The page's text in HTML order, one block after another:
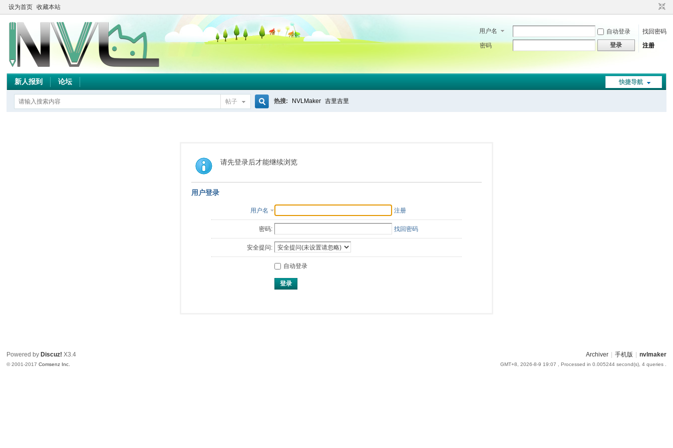
设为首页 收藏本站
用户名 自动登录
找回密码
密码
登录 注册
快捷导航
新人报到 论坛
帖子
索
热搜: NVLMaker 吉里吉里
请先登录后才能继续浏览
用户登录
用户名 注册
密码: 找回密码
安全提问:
自动登录
登录
Archiver 手机版 nvlmaker
GMT+8, 2026-8-9 19:07 , Processed in 0.005244 second(s), 4 queries .
Powered by Discuz! X3.4
© 2001-2017Comsenz Inc.